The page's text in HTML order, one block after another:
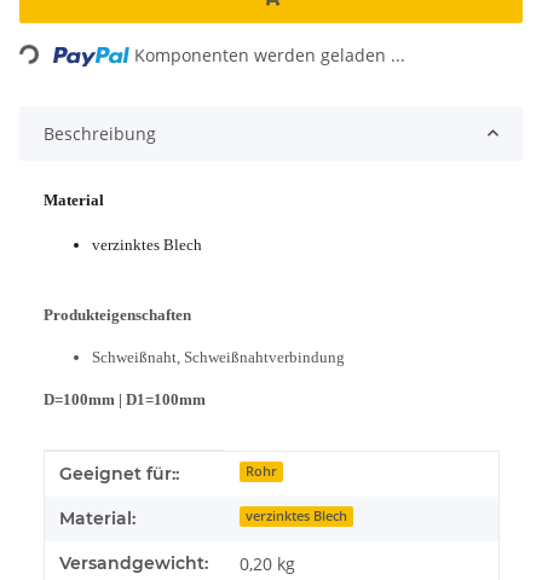
Loading... Komponenten werden geladen ...
Beschreibung
Material
verzinktes Blech
Produkteigenschaften
Schweißnaht, Schweißnahtverbindung
D=100mm | D1=100mm
Produkteigenschaft
Wert
Geeignet für:: Rohr
Material: verzinktes Blech
Versandgewicht: 0,20 kg